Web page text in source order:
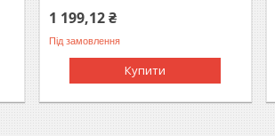
1 199,12 ₴
Під замовлення
Купити